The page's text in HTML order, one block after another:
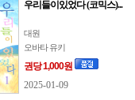
우리들이있었다 (코믹스)...
대원
오바타 유키
권당 1,000원
2025-01-09